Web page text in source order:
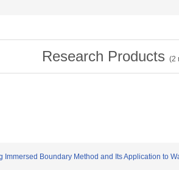
Research Products (2
Immersed Boundary Method and Its Application to